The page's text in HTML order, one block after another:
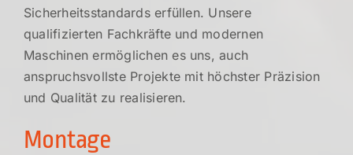
Sicherheitsstandards erfüllen. Unsere
qualifizierten Fachkräfte und modernen
Maschinen ermöglichen es uns, auch
anspruchsvollste Projekte mit höchster Präzision
und Qualität zu realisieren.
Montage